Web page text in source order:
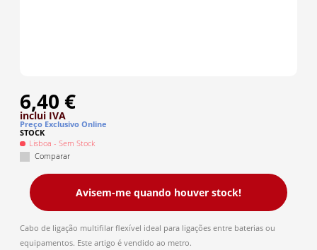
6,40 €
inclui IVA
Preço Exclusivo Online
STOCK
Lisboa - Sem Stock
Comparar
Avisem-me quando houver stock!
Cabo de ligação multifilar flexível ideal para ligações entre baterias ou
equipamentos. Este artigo é vendido ao metro.